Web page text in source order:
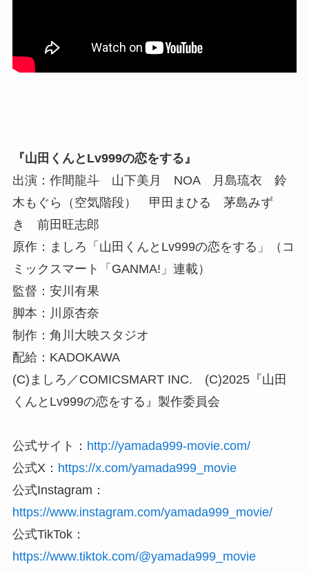
『山田くんとLv999の恋をする』
出演：作間龍斗 山下美月 NOA 月島琉衣 鈴
木もぐら（空気階段） 甲田まひる 茅島みず
き 前田旺志郎
原作：ましろ「山田くんとLv999の恋をする」（コ
ミックスマート「GANMA!」連載）
監督：安川有果
脚本：川原杏奈
制作：角川大映スタジオ
配給：KADOKAWA
(C)ましろ／COMICSMART INC. (C)2025『山田
くんとLv999の恋をする』製作委員会
公式サイト： http://yamada999-movie.com/
公式X： https://x.com/yamada999_movie
公式Instagram：
https://www.instagram.com/yamada999_movie/
公式TikTok：
https://www.tiktok.com/@yamada999_movie